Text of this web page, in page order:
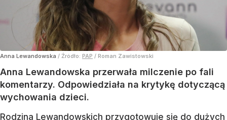
Anna Lewandowska / Źródło: PAP / Roman Zawistowski
Anna Lewandowska przerwała milczenie po fali
komentarzy. Odpowiedziała na krytykę dotyczącą
wychowania dzieci.
Rodzina Lewandowskich przygotowuje się do dużych